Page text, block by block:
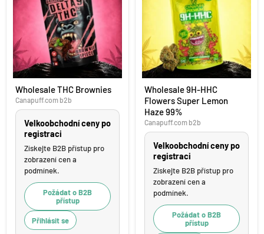
THC
Brownies
Wholesale THC Brownies
Canapuff.com b2b
Velkoobchodní ceny po
registraci
Získejte B2B přístup pro
zobrazení cen a
podmínek.
Požádat o B2B
přístup
Přihlásit se
9H-
HHC
Flowers
Super
Lemon
Haze
99%
Wholesale 9H-HHC
Flowers Super Lemon
Haze 99%
Canapuff.com b2b
Velkoobchodní ceny po
registraci
Získejte B2B přístup pro
zobrazení cen a
podmínek.
Požádat o B2B
přístup